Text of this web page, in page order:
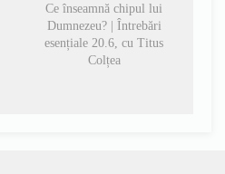
Ce înseamnă chipul lui
Dumnezeu? | Întrebări
esențiale 20.6, cu Titus
Colțea